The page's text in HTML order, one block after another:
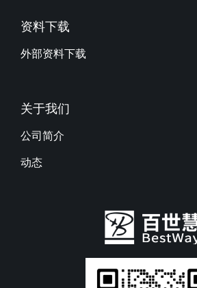
资料下载
外部资料下载
关于我们
公司简介
动态